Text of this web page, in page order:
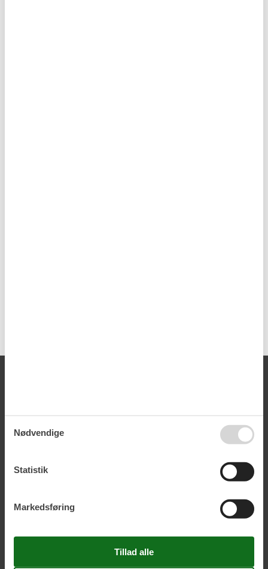
Bad
WC
Antal badeværelser
Badeland
Nødvendige
Statistik
Markedsføring